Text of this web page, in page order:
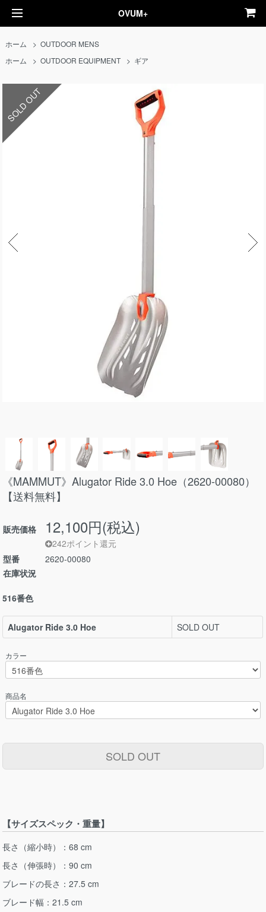
OVUM+
ホーム >OUTDOOR MENS
ホーム
>OUTDOOR EQUIPMENT > ギア
SOLD OUT
《MAMMUT》Alugator Ride 3.0 Hoe（2620-00080）
【送料無料】
販売価格 12,100円(税込)
242ポイント還元
型番
2620-00080
在庫状況
516番色
Alugator Ride 3.0 Hoe SOLD OUT
カラー
商品名
SOLD OUT
【サイズスペック・重量】
長さ（縮小時）：68 cm
長さ（伸張時）：90 cm
ブレードの長さ：27.5 cm
ブレード幅：21.5 cm